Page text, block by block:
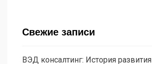
Свежие записи
ВЭД консалтинг: История развития